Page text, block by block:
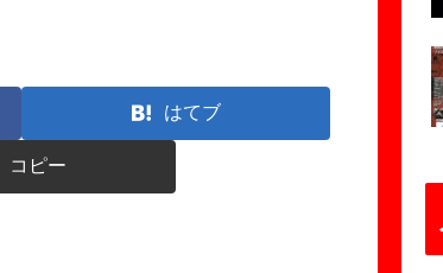
はてブ
コピー